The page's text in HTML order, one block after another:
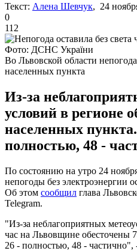
Текст: Алена Шевчук, 24
0
112
Фото: ДСНС України
Во Львовской области
населенных пункта
Из-за
условий в регионе
населенных
полностью, 48 -
По состоянию на утро 24
непогоды без электроэнергии
Об этом сообщил глава
Telegram.
"Из-за неблагоприятных
час на Львовщине обесточены
26 - полностью, 48 - частично",